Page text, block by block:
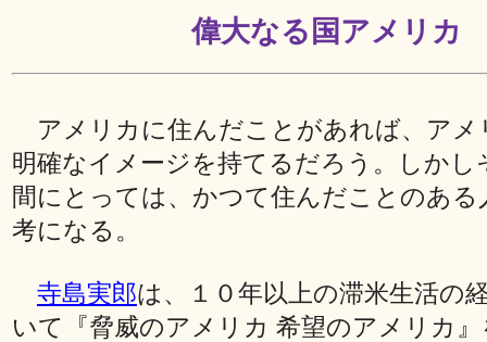
偉大なる国アメリカ
アメリカに住んだことがあれば、アメ
明確なイメージを持てるだろう。しかし
間にとっては、かつて住んだことのある
考になる。
寺島実郎は、１０年以上の滞米生活の
いて『脅威のアメリカ 希望のアメリカ